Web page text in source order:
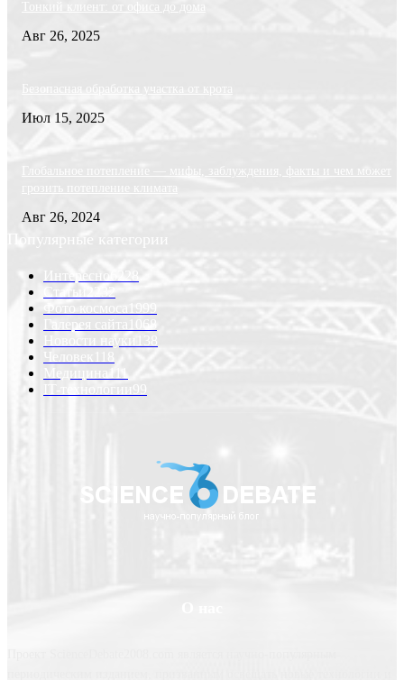
Тонкий клиент: от офиса до дома
Авг 26, 2025
Безопасная обработка участка от крота
Июл 15, 2025
Глобальное потепление — мифы, заблуждения, факты и чем может
грозить потепление климата
Авг 26, 2024
Популярные категории
Интересно
6228
Статьи
Фото космоса
1999
Галерея сайта
1068
Новости науки
Человек
118
Медицина
IT-технологии99